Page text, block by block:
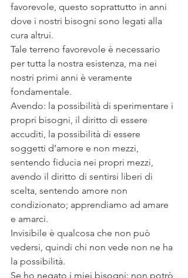
favorevole, questo soprattutto in anni
dove i nostri bisogni sono legati alla
cura altrui.
Tale terreno favorevole è necessario
per tutta la nostra esistenza, ma nei
nostri primi anni è veramente
fondamentale.
Avendo: la possibilità di sperimentare i
propri bisogni, il diritto di essere
accuditi, la possibilità di essere
soggetti d’amore e non mezzi,
sentendo fiducia nei propri mezzi,
avendo il diritto di sentirsi liberi di
scelta, sentendo amore non
condizionato; apprendiamo ad amare
e amarci.
Invisibile è qualcosa che non può
vedersi, quindi chi non vede non ne ha
la possibilità.
Se ho negato i miei bisogni: non potrò